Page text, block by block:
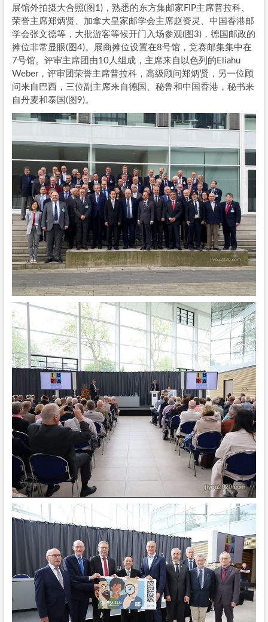
展馆外拍摄大合照(图1)，熟悉的东方集邮家FIP主席普拉科、
荣誉主席郑炳贤、加拿大皇家邮学会主席赵资灵、中国香港邮
学会张文德等，大批游客等候开门入场参观(图3)，德国邮政的
摊位非常显眼(图4)。展商摊位设置在8号馆，竞赛邮集集中在
7号馆。评审主席团由10人组成，主席来自以色列的Eliahu
Weber，评审团荣誉主席普拉科，高级顾问郑炳贤，另一位顾
问来自巴西，三位副主席来自德国、秘鲁和中国香港，秘书来
自丹麦和泰国(图9)。